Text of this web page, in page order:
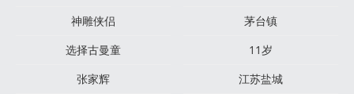
神雕侠侣
茅台镇
选择古曼童
11岁
张家辉
江苏盐城